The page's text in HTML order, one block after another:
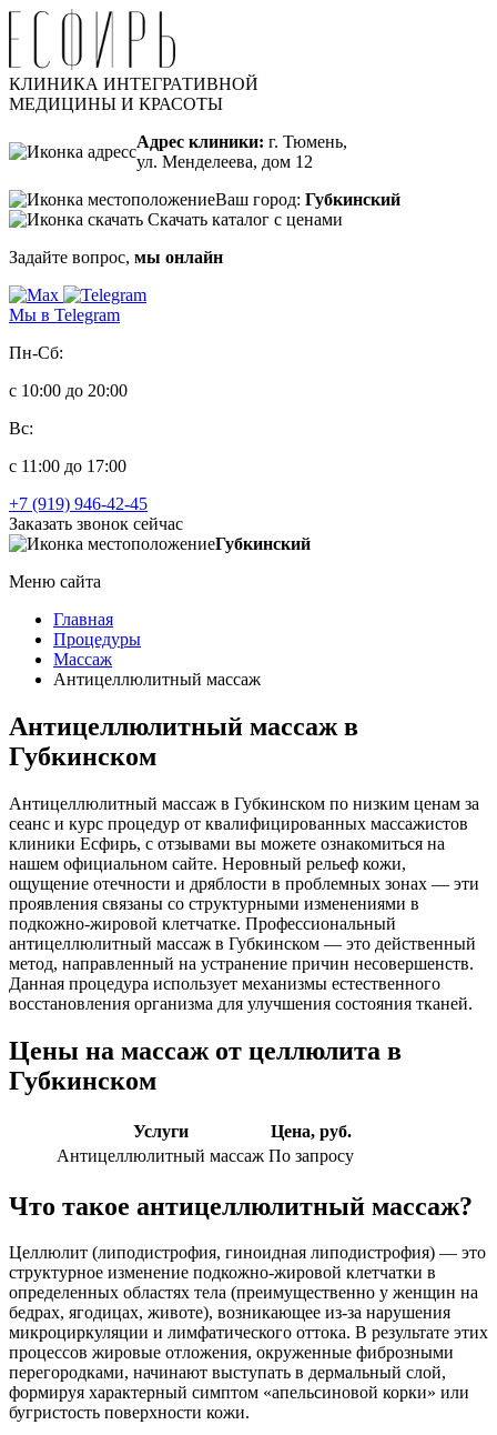
КЛИНИКА ИНТЕГРАТИВНОЙ
МЕДИЦИНЫ И КРАСОТЫ
Адрес клиники: г. Тюмень,
ул. Менделеева, дом 12
Ваш город: Губкинский
Скачать каталог с ценами
Задайте вопрос, мы онлайн
Мы в Telegram
Пн-Сб:
с 10:00 до 20:00
Вс:
с 11:00 до 17:00
+7 (919) 946-42-45
Заказать звонок сейчас
Губкинский
Меню сайта
Главная
Процедуры
Массаж
Антицеллюлитный массаж
Антицеллюлитный массаж в
Губкинском
Антицеллюлитный массаж в Губкинском по низким ценам за
сеанс и курс процедур от квалифицированных массажистов
клиники Есфирь, с отзывами вы можете ознакомиться на
нашем официальном сайте. Неровный рельеф кожи,
ощущение отечности и дряблости в проблемных зонах — эти
проявления связаны со структурными изменениями в
подкожно-жировой клетчатке. Профессиональный
антицеллюлитный массаж в Губкинском — это действенный
метод, направленный на устранение причин несовершенств.
Данная процедура использует механизмы естественного
восстановления организма для улучшения состояния тканей.
Цены на массаж от целлюлита в
Губкинском
Услуги
Цена, руб.
Антицеллюлитный массаж По запросу
Что такое антицеллюлитный массаж?
Целлюлит (липодистрофия, гиноидная липодистрофия) — это
структурное изменение подкожно-жировой клетчатки в
определенных областях тела (преимущественно у женщин на
бедрах, ягодицах, животе), возникающее из-за нарушения
микроциркуляции и лимфатического оттока. В результате этих
процессов жировые отложения, окруженные фиброзными
перегородками, начинают выступать в дермальный слой,
формируя характерный симптом «апельсиновой корки» или
бугристость поверхности кожи.